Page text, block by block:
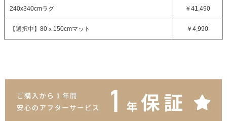
240x340cmラグ ￥41,490
【選択中】 80ｘ150cmマット ￥4,990